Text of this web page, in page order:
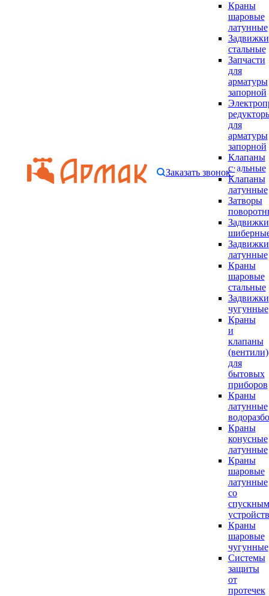
Краны
шаровые
латунные
Задвижки
стальные
Запчасти
для
арматуры
запорной
для
арматуры
запорной
Клапаны
стальные
Клапаны
латунные
Затворы
Задвижки
Задвижки
латунные
Краны
шаровые
стальные
Задвижки
чугунные
Краны
и
клапаны
(вентили)
для
бытовых
приборов
Краны
латунные
Краны
конусные
латунные
Краны
шаровые
латунные
со
спускным
Краны
шаровые
чугунные
Системы
защиты
от
протечек
Заказать звонок